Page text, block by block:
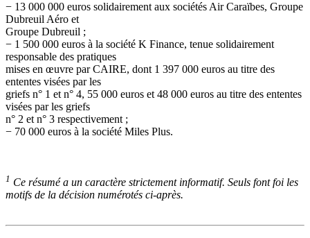
− 13 000 000 euros solidairement aux sociétés Air Caraïbes, Groupe
Dubreuil Aéro et
Groupe Dubreuil ;
− 1 500 000 euros à la société K Finance, tenue solidairement
responsable des pratiques
mises en œuvre par CAIRE, dont 1 397 000 euros au titre des
ententes visées par les
griefs n° 1 et n° 4, 55 000 euros et 48 000 euros au titre des ententes
visées par les griefs
n° 2 et n° 3 respectivement ;
− 70 000 euros à la société Miles Plus.
1 Ce résumé a un caractère strictement informatif. Seuls font foi les
motifs de la décision numérotés ci-après.